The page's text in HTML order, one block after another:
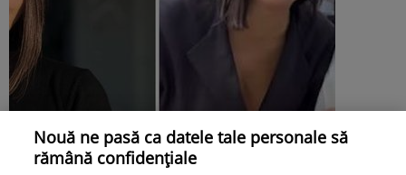
Nouă ne pasă ca datele tale personale să
rămână confidențiale